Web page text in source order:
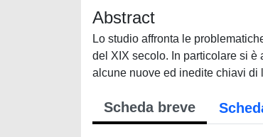
Abstract
Lo studio affronta le
del XIX secolo. In particolare si
alcune nuove ed inedite chiavi di
Scheda breve